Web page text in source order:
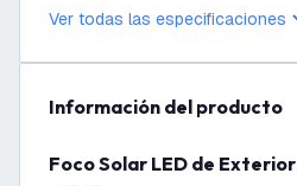
Ver todas las especificaciones
información del producto
Foco Solar LED de Exterior con Pincho - Negro